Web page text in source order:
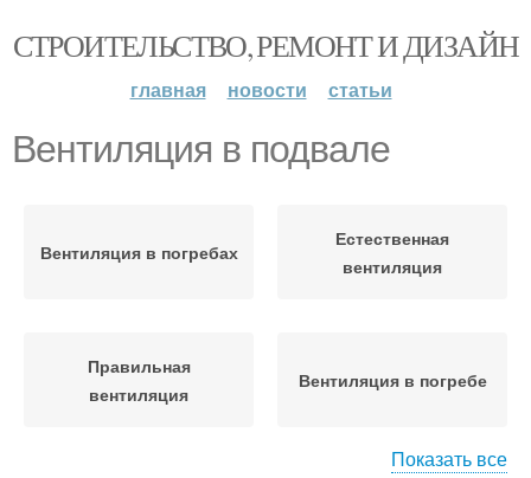
СТРОИТЕЛЬСТВО, РЕМОНТ И ДИЗАЙН
главная новости статьи
Вентиляция в подвале
Вентиляция в погребах
Естественная
вентиляция
Правильная
вентиляция
Вентиляция в погребе
Показать все